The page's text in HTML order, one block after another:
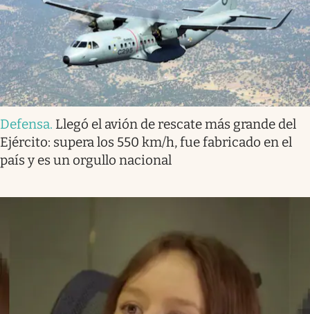
Defensa. Llegó el avión de rescate más grande del
Ejército: supera los 550 km/h, fue fabricado en el
país y es un orgullo nacional